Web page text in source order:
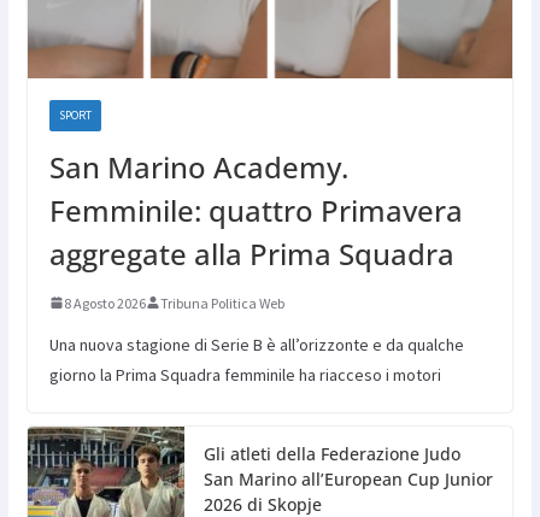
SPORT
San Marino Academy.
Femminile: quattro Primavera
aggregate alla Prima Squadra
8 Agosto 2026 Tribuna Politica Web
Una nuova stagione di Serie B è all’orizzonte e da qualche
giorno la Prima Squadra femminile ha riacceso i motori
Gli atleti della Federazione Judo
San Marino all’European Cup Junior
2026 di Skopje